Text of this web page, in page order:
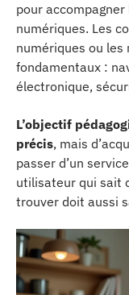
pour
numériques. Les
numériques ou
fondamentaux :
électronique,
L’objectif
précis, mais
passer d’un
utilisateur qui sait
trouver doit aussi